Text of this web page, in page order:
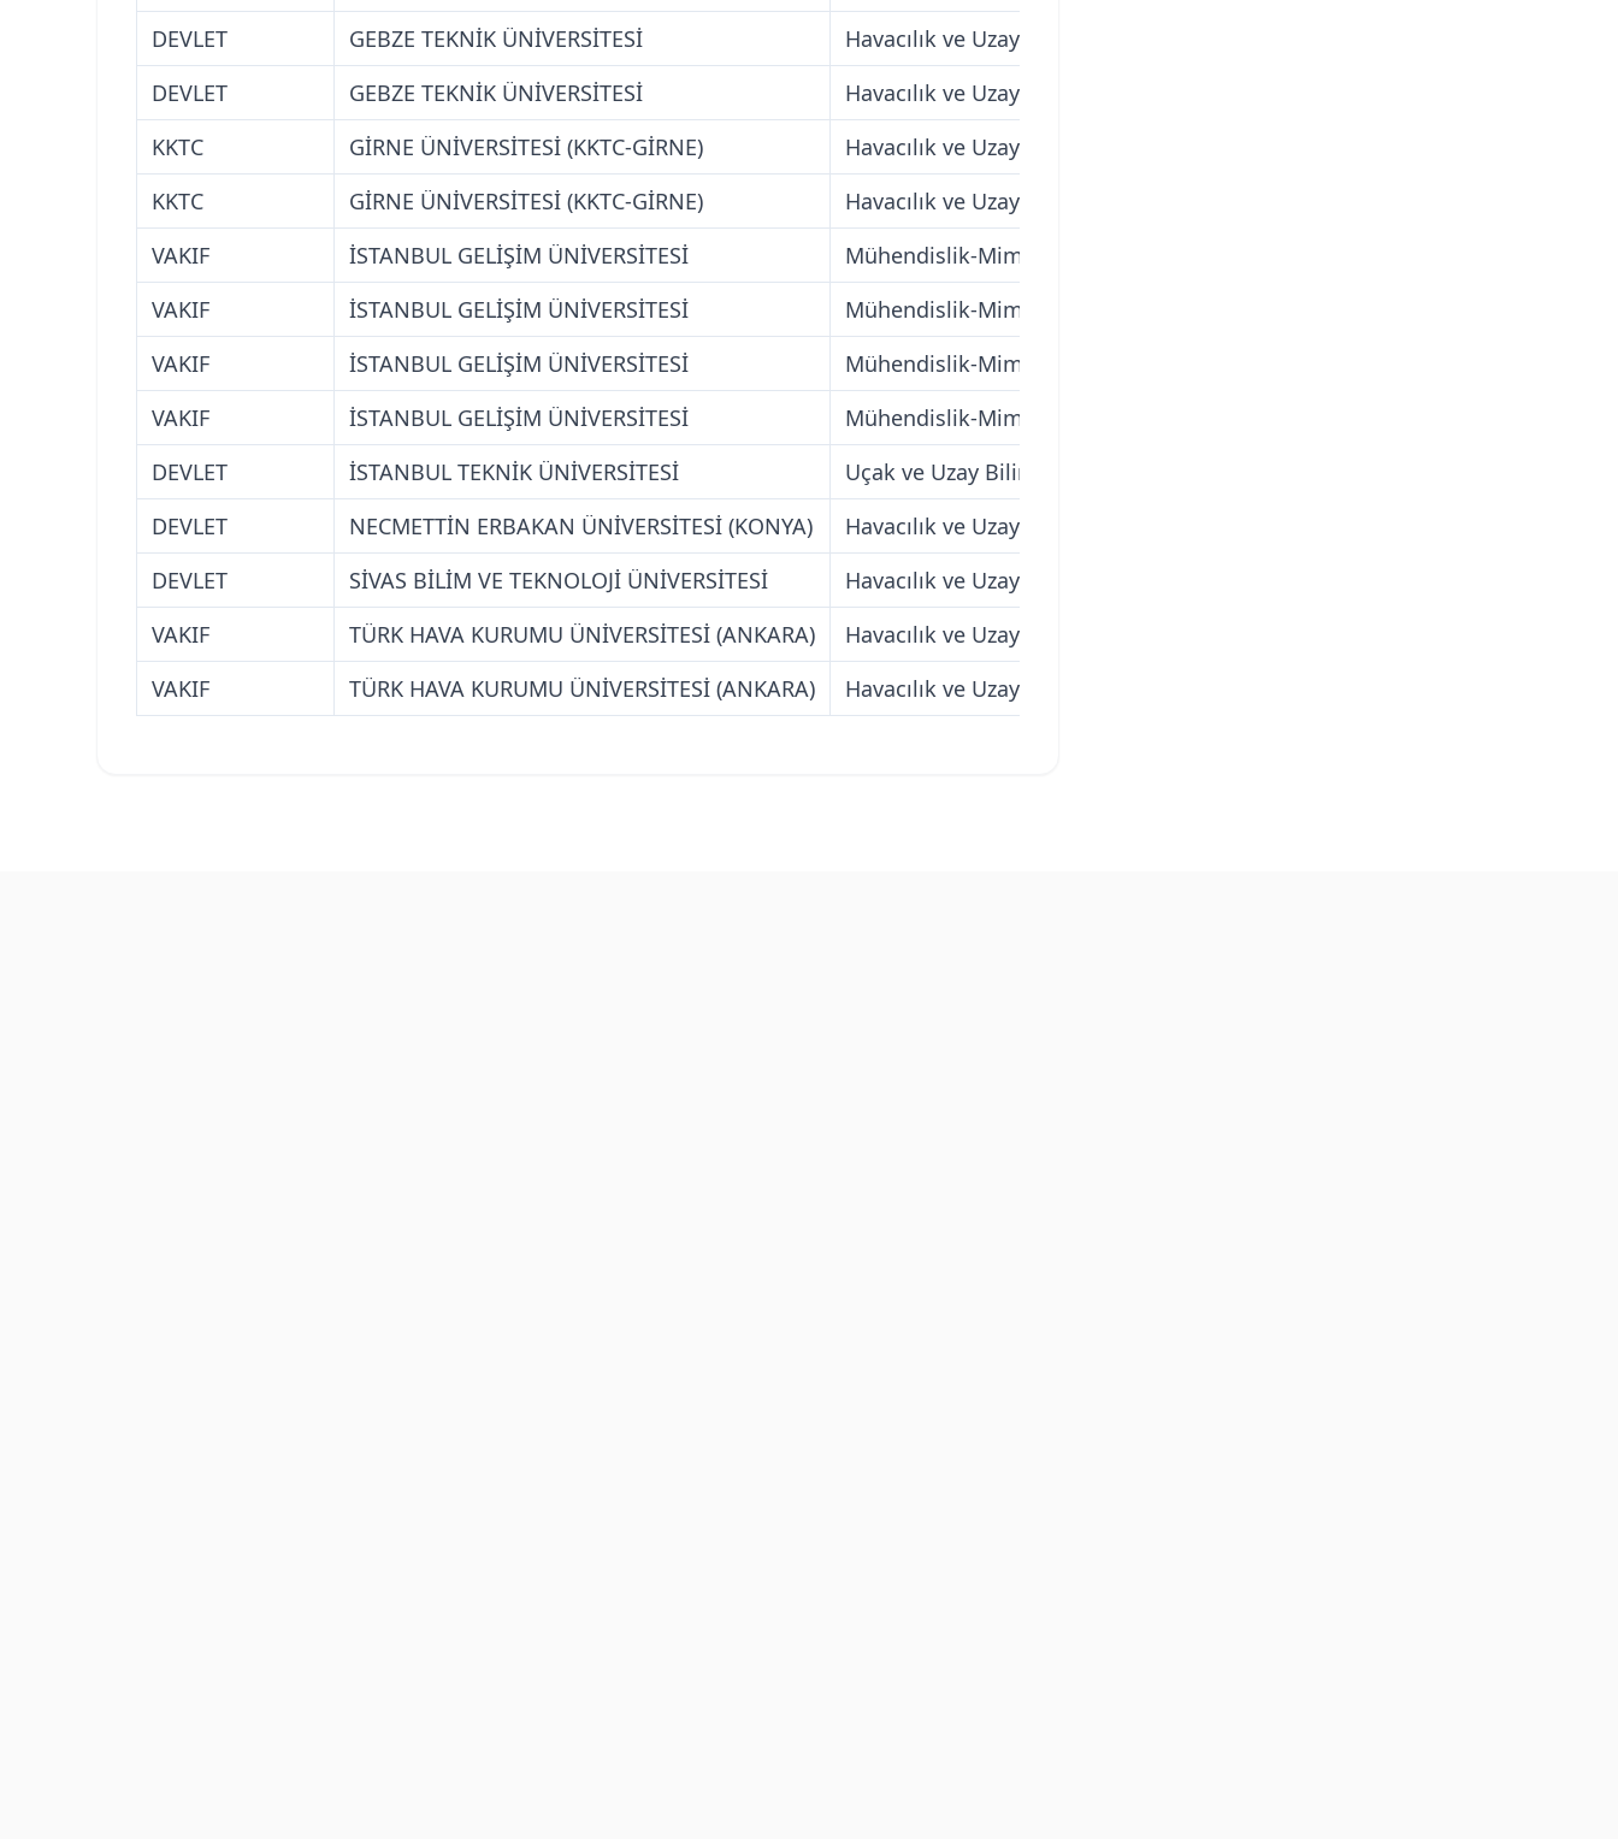
DEVLET
GEBZE TEKNİK ÜNİVERSİTESİ Havacılık ve Uzay Bilimleri Fakültesi
DEVLET
GEBZE TEKNİK ÜNİVERSİTESİ Havacılık ve Uzay Bilimleri Fakültesi
KKTC
GİRNE ÜNİVERSİTESİ (KKTC-GİRNE) Havacılık ve Uzay Bilimleri Fakültesi
KKTC
GİRNE ÜNİVERSİTESİ (KKTC-GİRNE) Havacılık ve Uzay Bilimleri Fakültesi
VAKIF
İSTANBUL GELİŞİM ÜNİVERSİTESİ Mühendislik-Mimarlık Fakültesi
VAKIF
İSTANBUL GELİŞİM ÜNİVERSİTESİ Mühendislik-Mimarlık Fakültesi
VAKIF
İSTANBUL GELİŞİM ÜNİVERSİTESİ Mühendislik-Mimarlık Fakültesi
VAKIF
İSTANBUL GELİŞİM ÜNİVERSİTESİ Mühendislik-Mimarlık Fakültesi
DEVLET
İSTANBUL TEKNİK ÜNİVERSİTESİ Uçak ve Uzay Bilimleri Fakültesi
DEVLET
NECMETTİN ERBAKAN ÜNİVERSİTESİ (KONYA) Havacılık ve Uzay Bilimleri Fakültesi
DEVLET
SİVAS BİLİM VE TEKNOLOJİ ÜNİVERSİTESİ Havacılık ve Uzay Bilimleri Fakültesi
VAKIF
TÜRK HAVA KURUMU ÜNİVERSİTESİ (ANKARA) Havacılık ve Uzay Bilimleri Fakültesi
VAKIF
TÜRK HAVA KURUMU ÜNİVERSİTESİ (ANKARA) Havacılık ve Uzay Bilimleri Fakültesi